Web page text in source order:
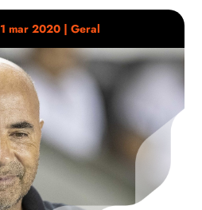
1 mar 2020 |Geral